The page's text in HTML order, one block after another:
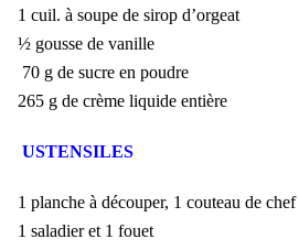
1 cuil. à soupe de sirop d’orgeat
½ gousse de vanille
70 g de sucre en poudre
265 g de crème liquide entière
USTENSILES
1 planche à découper, 1 couteau de chef
1 saladier et 1 fouet